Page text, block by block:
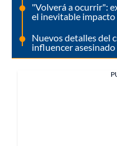
"Volverá a ocurrir":
el inevitable
Nuevos detalles del
influencer